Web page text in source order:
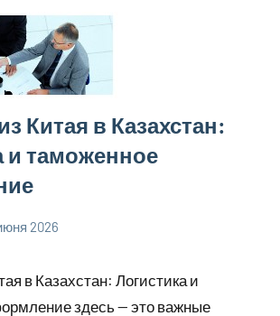
Китая в Казахстан:
и таможенное
2026
в Казахстан: Логистика и
здесь — это важные